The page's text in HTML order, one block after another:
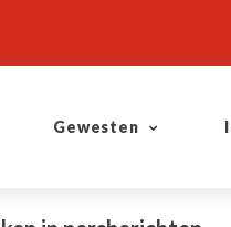
Gewesten